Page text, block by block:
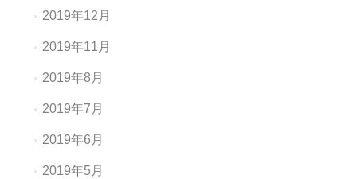
2019年12月
2019年11月
2019年8月
2019年7月
2019年6月
2019年5月